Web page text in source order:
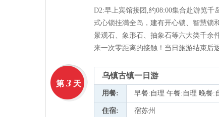
D2:早上宾馆接团,约08:00集合赴游览
式心锁挂满全岛，建有开心锁、智慧锁
景观石、象形石、抽象石等六大类千余
来一次零距离的接触！当日旅游结束后
第 3 天
乌镇古镇一日游
用餐: 早餐:自理 午餐:自理 晚餐:
住宿: 宿苏州